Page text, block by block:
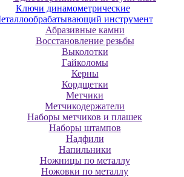
Ключи динамометрические
инструмент
Абразивные камни
Восстановление резьбы
Выколотки
Гайколомы
Керны
Кордщетки
Метчики
Метчикодержатели
Наборы метчиков и плашек
Наборы штампов
Надфили
Напильники
Ножницы по металлу
Ножовки по металлу